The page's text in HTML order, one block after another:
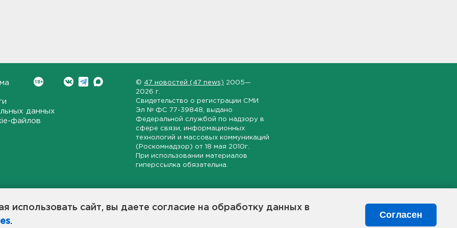
использовать сайт, вы даете согласие на обработку данных в
.
Согласен
данных
файлов
© 47 новостей (47 news) 2005—
2026 г.
Свидетельство о регистрации СМИ
Эл № ФС 77-39848 , выдано
Федеральной службой по надзору в
сфере связи, информационных
технологий и массовых коммуникаций
(Роскомнадзор) от 18 мая 2010г.
При использовании материалов
гиперссылка обязательна.
области, экономической и инвестиционной активности в регионе.
станет популярной и конструктивной площадкой для свободного
в 47-м регионе России.